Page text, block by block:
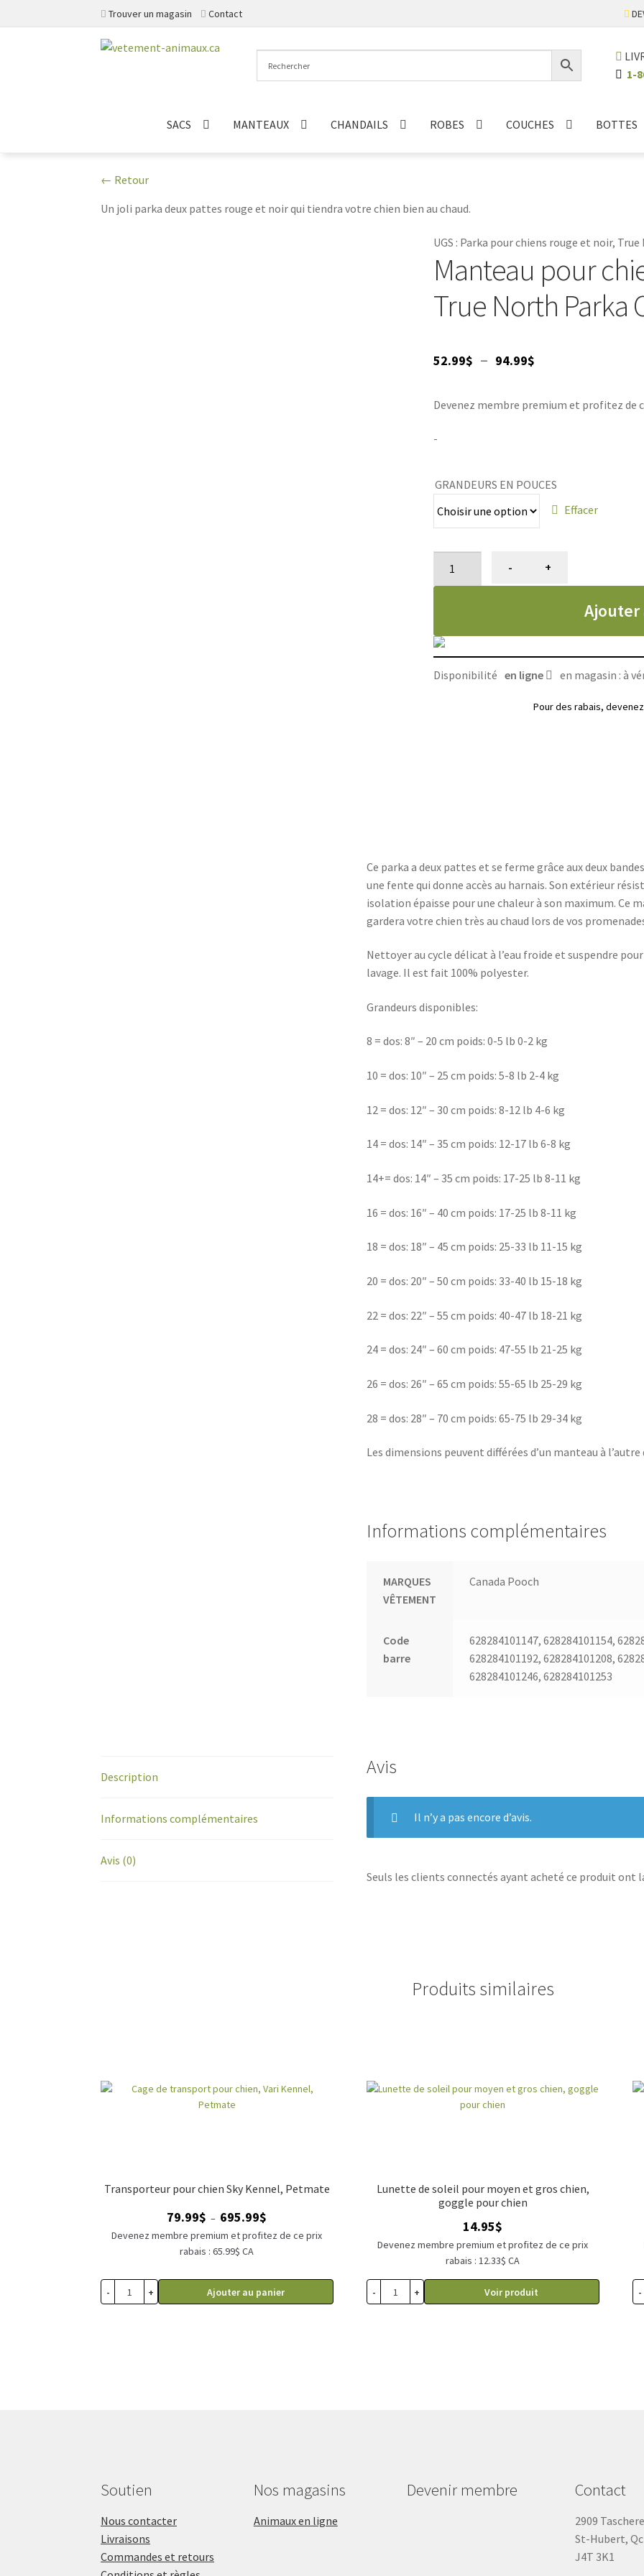
Trouver un magasin Contact
Aller
Aller
1-
SACS MANTEAUX CHANDAILS ROBES COUCHES BOTTES
← Retour
Un joli parka deux pattes rouge et noir qui tiendra votre chien bien au chaud.
UGS : Parka pour chiens rouge et noir,
Manteau pour
True North Parka
52.99$ – 94.99$Plage
prix :
94.99$
Devenez membre premium et profitez de
-
GRANDEURS EN POUCES
Effacer
et
- +
Ajouter
Disponibilité en ligne en magasin : à
Pour des rabais,
Ce parka a deux pattes et se ferme grâce aux deux
une fente qui donne accès au harnais. Son extérieur
isolation épaisse pour une chaleur à son maximum. Ce
gardera votre chien très au chaud lors de vos
Nettoyer au cycle délicat à l’eau froide et suspendre
lavage. Il est fait 100% polyester.
Grandeurs disponibles:
8 = dos: 8″ – 20 cm poids: 0-5 lb 0-2 kg
10 = dos: 10″ – 25 cm poids: 5-8 lb 2-4 kg
12 = dos: 12″ – 30 cm poids: 8-12 lb 4-6 kg
14 = dos: 14″ – 35 cm poids: 12-17 lb 6-8 kg
14+= dos: 14″ – 35 cm poids: 17-25 lb 8-11 kg
16 = dos: 16″ – 40 cm poids: 17-25 lb 8-11 kg
18 = dos: 18″ – 45 cm poids: 25-33 lb 11-15 kg
20 = dos: 20″ – 50 cm poids: 33-40 lb 15-18 kg
22 = dos: 22″ – 55 cm poids: 40-47 lb 18-21 kg
24 = dos: 24″ – 60 cm poids: 47-55 lb 21-25 kg
26 = dos: 26″ – 65 cm poids: 55-65 lb 25-29 kg
28 = dos: 28″ – 70 cm poids: 65-75 lb 29-34 kg
Les dimensions peuvent différées d’un manteau à l’autre
Informations complémentaires
MARQUES
VÊTEMENT
Canada Pooch
Code
barre
628284101147, 628284101154,
628284101192, 628284101208,
628284101246, 628284101253
Avis
Il n’y a pas encore d’avis.
Seuls les clients connectés ayant acheté ce produit ont
Description
Informations complémentaires
Avis (0)
Produits similaires
Transporteur pour chien Sky Kennel, Petmate
79.99$ – 695.99$
à
695.99$
Devenez membre premium et profitez de ce prix
rabais : 65.99$ CA
- + Ajouter au panier
Lunette de soleil pour moyen et gros chien,
goggle pour chien
14.95$
Devenez membre premium et profitez de ce prix
rabais : 12.33$ CA
- + Voir produit -
Soutien
Nous contacter
Livraisons
Commandes et retours
Nos magasins
Animaux en ligne
Devenir membre Contact
2909
St-Hubert, Qc
J4T 3K1